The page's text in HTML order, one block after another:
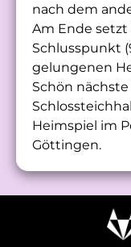
nach dem
Am Ende setzt
Schlusspunkt
gelungenen
Schön nächste
Heimspiel im
Göttingen.